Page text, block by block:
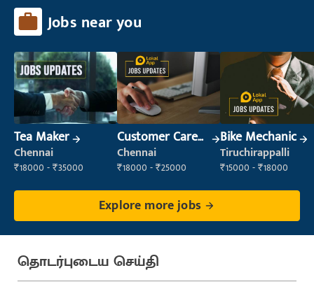
Jobs near you
Tea Maker
Chennai
₹18000 - ₹35000
Customer Care
Executive
Chennai
₹18000 - ₹25000
Bike Mechanic
Tiruchirappalli
₹15000 - ₹18000
Explore more jobs
தொடர்புடைய செய்தி